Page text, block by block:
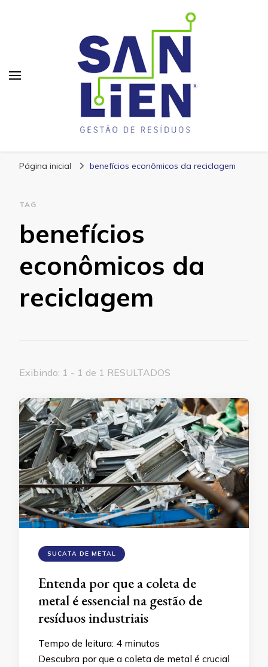
Página inicial benefícios econômicos da reciclagem
TAG
benefícios
econômicos da
reciclagem
Exibindo: 1 - 1 de 1 RESULTADOS
SUCATA DE METAL
Entenda por que a coleta de
metal é essencial na gestão de
resíduos industriais
Tempo de leitura: 4 minutos
Descubra por que a coleta de metal é crucial